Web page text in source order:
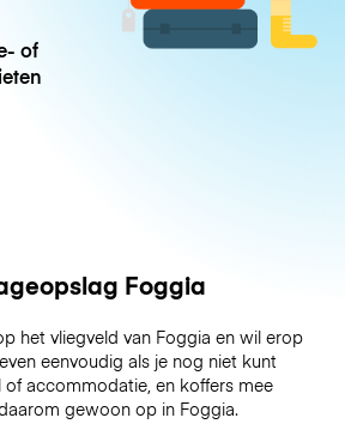
of
Foggia
het vliegveld van Foggia en wil erop
eenvoudig als je nog niet kunt
of accommodatie, en koffers mee
gewoon op in Foggia.